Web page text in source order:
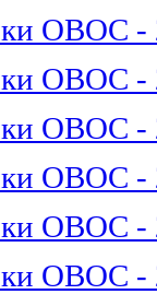
ОВОС -
ОВОС -
ОВОС -
ОВОС -
ОВОС -
ОВОС -